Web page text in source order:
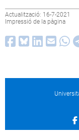
Actualització: 16-7-2021
Impressió de la pàgina